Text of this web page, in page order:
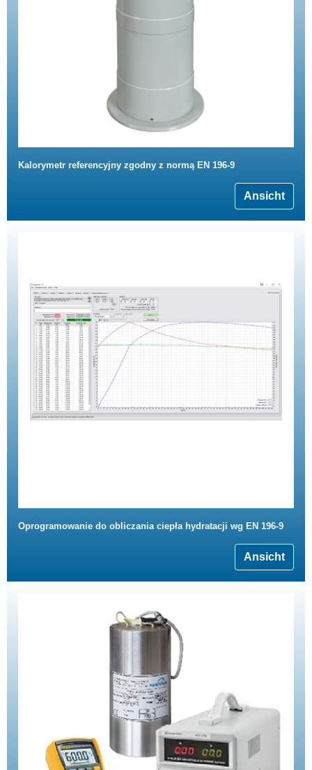
Kalorymetr referencyjny zgodny z normą EN 196-9
Ansicht
Oprogramowanie do obliczania ciepła hydratacji wg EN 196-9
Ansicht